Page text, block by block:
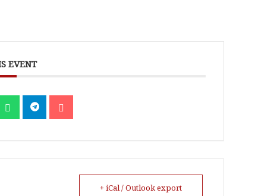
EVENT
+ iCal / Outlook export